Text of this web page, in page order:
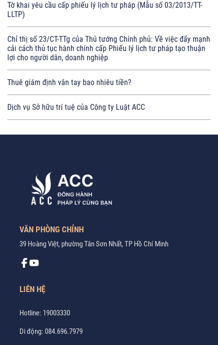
Tờ khai yêu cầu cấp phiếu lý lịch tư pháp (Mẫu số 03/2013/TT-
LLTP)
Chỉ thị số 23/CT-TTg của Thủ tướng Chính phủ: Về việc đẩy mạnh
cải cách thủ tục hành chính cấp Phiếu lý lịch tư pháp tạo thuận
lợi cho người dân, doanh nghiệp
Thuê giám định vân tay bao nhiêu tiền?
Dịch vụ Sở hữu trí tuệ của Công ty Luật ACC
VĂN PHÒNG CHÍNH
39 Hoàng Việt, phường Tân Sơn Nhất, TP Hồ Chí Minh
LIÊN HỆ
Hotline: 19003330
Di động: 084.696.7979